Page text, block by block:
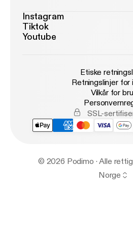
Instagram
Tiktok
Youtube
Etiske
Retningslinjer for
Vilkår for
SSL-
© 2026 Podimo · Alle
Norge